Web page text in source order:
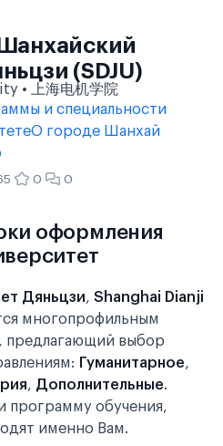
(SDJU)
• 上海电机学院
и специальности
О городе Шанхай
0 0
оформления
Дяньцзи, Shanghai Dianji
многопрофильным
предлагающий выбор
Гуманитарное,
, Дополнительные.
программу обучения,
именно Вам.